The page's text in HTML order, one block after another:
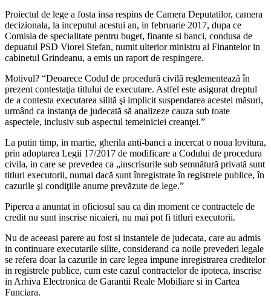
Proiectul de lege a fosta insa respins de Camera Deputatilor, camera
decizionala, la inceputul acestui an, in februarie 2017, dupa ce
Comisia de specialitate pentru buget, finante si banci, condusa de
depuatul PSD Viorel Stefan, numit ulterior ministru al Finantelor in
cabinetul Grindeanu, a emis un raport de respingere.
Motivul? “Deoarece Codul de procedură civilă reglementează în
prezent contestaţia titlului de executare. Astfel este asigurat dreptul
de a contesta executarea silită şi implicit suspendarea acestei măsuri,
urmând ca instanţa de judecată să analizeze cauza sub toate
aspectele, inclusiv sub aspectul temeiniciei creanţei.”
La putin timp, in martie, gherila anti-banci a incercat o noua lovitura,
prin adoptarea Legii 17/2017 de modificare a Codului de procedura
civila, in care se prevedea ca „inscrisurile sub semnătură privată sunt
titluri executorii, numai dacă sunt înregistrate în registrele publice, în
cazurile şi condiţiile anume prevăzute de lege.”
Piperea a anuntat in oficiosul sau ca din moment ce contractele de
credit nu sunt inscrise nicaieri, nu mai pot fi titluri executorii.
Nu de aceeasi parere au fost si instantele de judecata, care au admis
in continuare executarile silite, considerand ca noile prevederi legale
se refera doar la cazurile in care legea impune inregistrarea creditelor
in registrele publice, cum este cazul contractelor de ipoteca, inscrise
in Arhiva Electronica de Garantii Reale Mobiliare si in Cartea
Funciara.